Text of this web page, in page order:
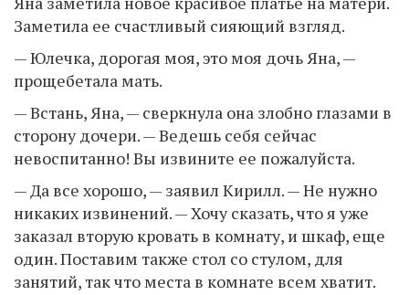
Заметила ее счастливый сияющий взгляд.
— Юлечка, дорогая моя, это моя дочь Яна, —
прощебетала мать.
— Встань, Яна, — сверкнула она злобно глазами в
сторону дочери. — Ведешь себя сейчас
невоспитанно! Вы извините ее пожалуйста.
— Да все хорошо, — заявил Кирилл. — Не нужно
никаких извинений. — Хочу сказать, что я уже
заказал вторую кровать в комнату, и шкаф, еще
один. Поставим также стол со стулом, для
занятий, так что места в комнате всем хватит.